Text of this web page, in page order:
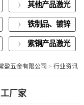
其他产品激光
焊接
铁制品、镀锌
板激光焊接
紫铜产品激光
盈五金有限公司 > 行业资讯
厂家